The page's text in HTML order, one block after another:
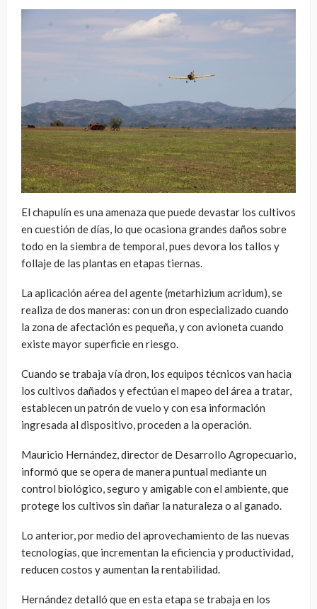
El chapulín es una amenaza que puede devastar los cultivos
en cuestión de días, lo que ocasiona grandes daños sobre
todo en la siembra de temporal, pues devora los tallos y
follaje de las plantas en etapas tiernas.
La aplicación aérea del agente (metarhizium acridum), se
realiza de dos maneras: con un dron especializado cuando
la zona de afectación es pequeña, y con avioneta cuando
existe mayor superficie en riesgo.
Cuando se trabaja vía dron, los equipos técnicos van hacia
los cultivos dañados y efectúan el mapeo del área a tratar,
establecen un patrón de vuelo y con esa información
ingresada al dispositivo, proceden a la operación.
Mauricio Hernández, director de Desarrollo Agropecuario,
informó que se opera de manera puntual mediante un
control biológico, seguro y amigable con el ambiente, que
protege los cultivos sin dañar la naturaleza o al ganado.
Lo anterior, por medio del aprovechamiento de las nuevas
tecnologías, que incrementan la eficiencia y productividad,
reducen costos y aumentan la rentabilidad.
Hernández detalló que en esta etapa se trabaja en los